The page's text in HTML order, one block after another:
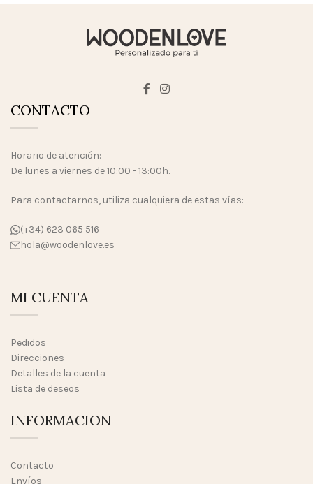
CONTACTO
Horario de atención:
De lunes a viernes de 10:00 - 13:00h.
Para contactarnos, utiliza cualquiera de estas vías:
(+34) 623 065 516
hola@woodenlove.es
MI CUENTA
Pedidos
Direcciones
Detalles de la cuenta
Lista de deseos
INFORMACION
Contacto
Envíos